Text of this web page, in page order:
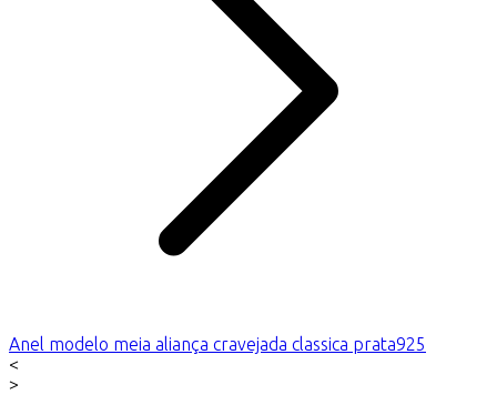
Anel modelo meia aliança cravejada classica prata925
<
>